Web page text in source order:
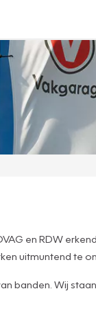
en RDW
uitmuntend te
banden. Wij